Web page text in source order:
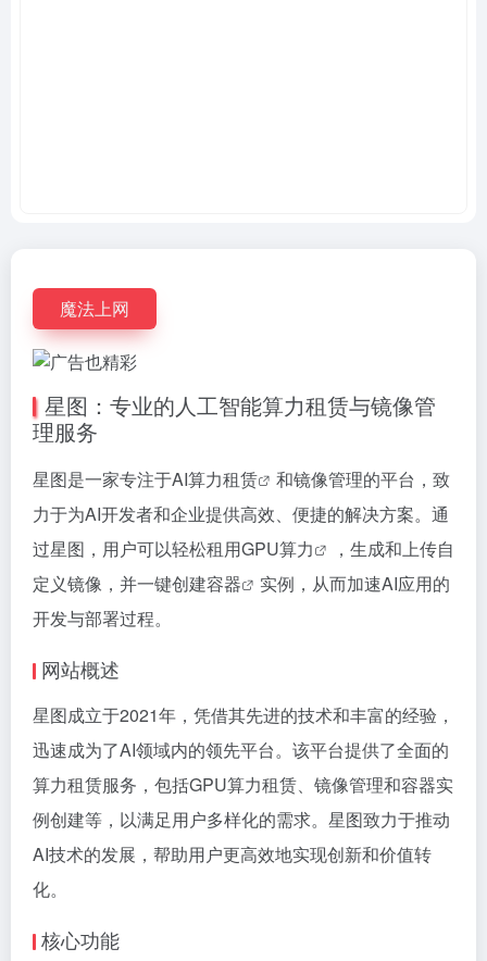
魔法上网
星图：专业的人工智能算力租赁与镜像管
理服务
星图是一家专注于AI算力租赁
和镜像管理的平台，致
力于为AI开发者和企业提供高效、便捷的解决方案。通
过星图，用户可以轻松租用GPU算力
，生成和上传自
定义镜像，并一键创建容器
实例，从而加速AI应用的
开发与部署过程。
网站概述
星图成立于2021年，凭借其先进的技术和丰富的经验，
迅速成为了AI领域内的领先平台。该平台提供了全面的
算力租赁服务，包括GPU算力租赁、镜像管理和容器实
例创建等，以满足用户多样化的需求。星图致力于推动
AI技术的发展，帮助用户更高效地实现创新和价值转
化。
核心功能